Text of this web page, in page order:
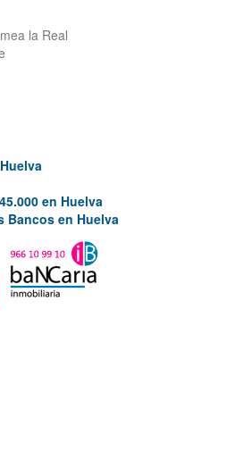
la Real
en Huelva
Bancos en Huelva